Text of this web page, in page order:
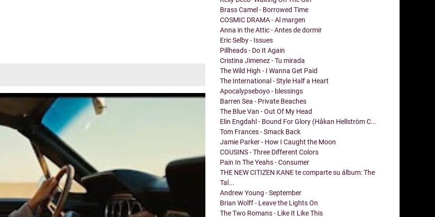
Brass Camel - Borrowed Time
COSMIC DRAMA - Al margen
Anna in the Attic - Antes de dormir
Eric Selby - Issues
Pillheads - Do It Again
Cristina Jimenez - Tu mirada
The Wild High - I Wanna Get Paid
The International - Style Half a Heart
Apocalypseboyo - blessings
Barren Sea - Private Beaches
The Blue Van - Out Of My Head
Elin Engdahl - Bound For Glory (Håkan Hellström C...
Tom Frances - Smack Back
Jamie Parker - How I Caught the Moon
COUSINS - Three Different Colors
Pain In The Yeahs - Consumer
THE NEW CITIZEN KANE te comparte su álbum: The
Tal...
Andrew Young - September
Brian Wolff - Leave the Lights On
The Two Romans - Like It Like This